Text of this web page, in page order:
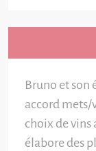
Bruno et son
accord mets/
choix de vins
élabore des